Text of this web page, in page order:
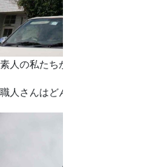
素人の私たちからしたら写真を
職人さんはどんな現場も果敢に挑